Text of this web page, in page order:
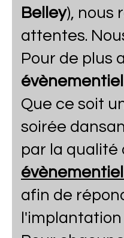
Belley), nous
attentes.
Pour de plus
Que ce soit
soirée
par la qualité
afin de